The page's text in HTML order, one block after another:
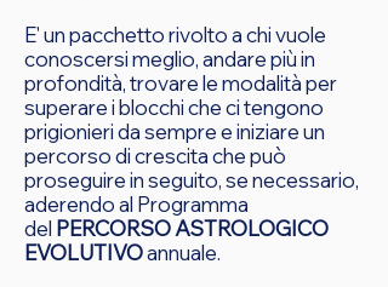
E' un pacchetto rivolto a chi vuole
conoscersi meglio, andare più in
profondità, trovare le modalità per
superare i blocchi che ci tengono
prigionieri da sempre e iniziare un
percorso di crescita che può
proseguire in seguito, se necessario,
aderendo al Programma
del PERCORSO ASTROLOGICO
EVOLUTIVOannuale.